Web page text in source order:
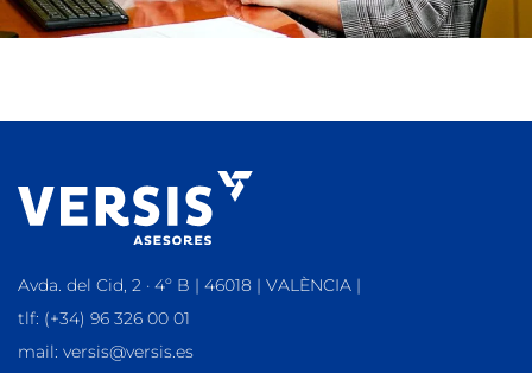
Avda. del Cid, 2 · 4º B | 46018 | VALÈNCIA |
tlf: (+34) 96 326 00 01
mail: versis@versis.es